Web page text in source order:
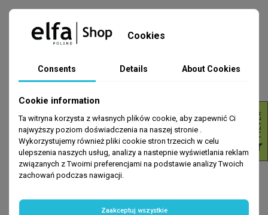
ZESTAWY PROMOCYJNE
ZESTAW wzmocnienie i
regeneracja włosów Argan Hair
Dr. Sante
zł62.70 zł96.46
ADD TO CART
ZESTAWY PROMOCYJNE
Zestaw przeciw wypadaniu
włosów Hair Loss System
Cookies
Consents Details About Cookies
Cookie information
Ta witryna korzysta z własnych plików cookie, aby zapewnić Ci
najwyższy poziom doświadczenia na naszej stronie .
Wykorzystujemy również pliki cookie stron trzecich w celu
ulepszenia naszych usług, analizy a nastepnie wyświetlania reklam
związanych z Twoimi preferencjami na podstawie analizy Twoich
zachowań podczas nawigacji.
Zaakceptuj wszystkie
R